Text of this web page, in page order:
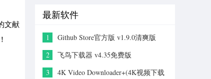
文献
最新软件
1
Github Store官方版 v1.9.0清爽版
2
飞鸟下载器 v4.35免费版
3
4K Video Downloader+(4K视频下载